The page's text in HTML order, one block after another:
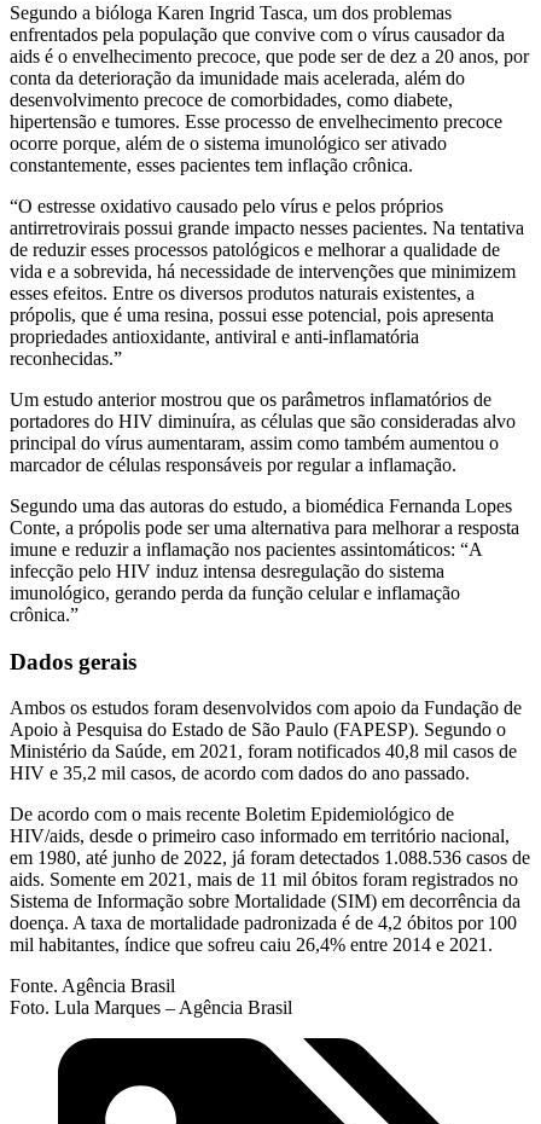
Segundo a bióloga Karen Ingrid Tasca, um dos problemas
enfrentados pela população que convive com o vírus causador da
aids é o envelhecimento precoce, que pode ser de dez a 20 anos, por
conta da deterioração da imunidade mais acelerada, além do
desenvolvimento precoce de comorbidades, como diabete,
hipertensão e tumores. Esse processo de envelhecimento precoce
ocorre porque, além de o sistema imunológico ser ativado
constantemente, esses pacientes tem inflação crônica.
“O estresse oxidativo causado pelo vírus e pelos próprios
antirretrovirais possui grande impacto nesses pacientes. Na tentativa
de reduzir esses processos patológicos e melhorar a qualidade de
vida e a sobrevida, há necessidade de intervenções que minimizem
esses efeitos. Entre os diversos produtos naturais existentes, a
própolis, que é uma resina, possui esse potencial, pois apresenta
propriedades antioxidante, antiviral e anti-inflamatória
reconhecidas.”
Um estudo anterior mostrou que os parâmetros inflamatórios de
portadores do HIV diminuíra, as células que são consideradas alvo
principal do vírus aumentaram, assim como também aumentou o
marcador de células responsáveis por regular a inflamação.
Segundo uma das autoras do estudo, a biomédica Fernanda Lopes
Conte, a própolis pode ser uma alternativa para melhorar a resposta
imune e reduzir a inflamação nos pacientes assintomáticos: “A
infecção pelo HIV induz intensa desregulação do sistema
imunológico, gerando perda da função celular e inflamação
crônica.”
Dados gerais
Ambos os estudos foram desenvolvidos com apoio da Fundação de
Apoio à Pesquisa do Estado de São Paulo (FAPESP). Segundo o
Ministério da Saúde, em 2021, foram notificados 40,8 mil casos de
HIV e 35,2 mil casos, de acordo com dados do ano passado.
De acordo com o mais recente Boletim Epidemiológico de
HIV/aids, desde o primeiro caso informado em território nacional,
em 1980, até junho de 2022, já foram detectados 1.088.536 casos de
aids. Somente em 2021, mais de 11 mil óbitos foram registrados no
Sistema de Informação sobre Mortalidade (SIM) em decorrência da
doença. A taxa de mortalidade padronizada é de 4,2 óbitos por 100
mil habitantes, índice que sofreu caiu 26,4% entre 2014 e 2021.
Fonte. Agência Brasil
Foto. Lula Marques – Agência Brasil